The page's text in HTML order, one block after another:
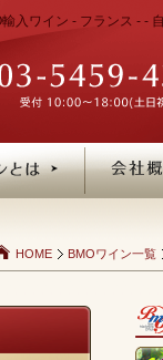
ワイン - フランス - -
HOME BMOワイン一覧